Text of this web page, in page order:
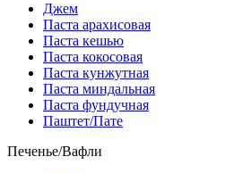
Джем
Паста арахисовая
Паста кешью
Паста кокосовая
Паста кунжутная
Паста миндальная
Паста фундучная
Паштет/Пате
Печенье/Вафли